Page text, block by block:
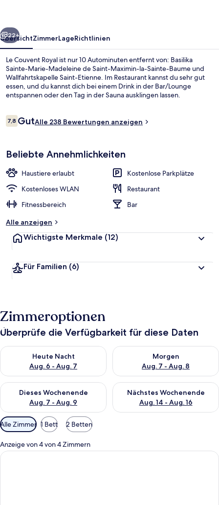
Weiter
22+
ÜbersichtZimmerLageRichtlinien
Le Couvent Royal ist nur 10 Autominuten entfernt von: Basilika
Sainte-Marie-Madeleine de Saint-Maximin-la-Sainte-Baume und
Wallfahrtskapelle Saint-Etienne. Im Restaurant kannst du sehr gut
essen, und du kannst dich bei einem Drink in der Bar/Lounge
entspannen oder den Tag in der Sauna ausklingen lassen.
Bewertungen
7,87,8 von 10.
GutAlle 238 Bewertungen anzeigen
Beliebte Annehmlichkeiten
Haustiere erlaubt
Kostenlose Parkplätze
Kostenloses WLAN
Restaurant
Fitnessbereich
Bar
Alle anzeigen
Wichtigste Merkmale (12)
Für Familien (6)
Zimmeroptionen
Überprüfe die Verfügbarkeit für diese Daten
Heute Nacht
Aug. 6 - Aug. 7
Überprüfe die Verfügbarkeit für heute Nacht, Aug. 6 - Aug. 7.
Morgen
Aug. 7 - Aug. 8
Überprüfe die Verfügbarkeit
Dieses Wochenende
Aug. 7 - Aug. 9
Überprüfe die Verfügbarkeit für dieses Wochenende, Aug. 7
Nächstes Wochenende
Aug. 14 - Aug. 16
Überprüfe die Verfügbarkeit
Verfügbare
Filter
für
Zimmer
Alle Zimmer 1 Bett 2 Betten
Anzeige von 4 von 4 Zimmern